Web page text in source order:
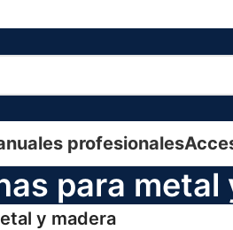
profesionales
para metal
y madera